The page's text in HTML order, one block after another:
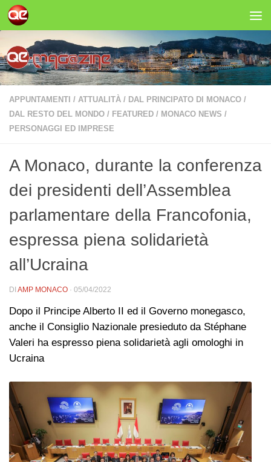
Salta al contenuto
APPUNTAMENTI / ATTUALITÀ / DAL PRINCIPATO DI MONACO /
DAL RESTO DEL MONDO / FEATURED / MONACO NEWS /
PERSONAGGI ED IMPRESE
A Monaco, durante la conferenza
dei presidenti dell’Assemblea
parlamentare della Francofonia,
espressa piena solidarietà
all’Ucraina
DI AMP MONACO · 05/04/2022
Dopo il Principe Alberto II ed il Governo monegasco,
anche il Consiglio Nazionale presieduto da Stéphane
Valeri ha espresso piena solidarietà agli omologhi in
Ucraina